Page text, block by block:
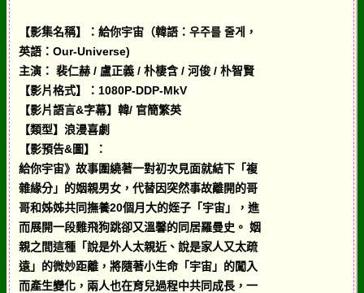
【影集名稱】：給你宇宙（韓語：우주를 줄게，
英語：Our-Universe)
主演： 裴仁赫 / 盧正義 / 朴棲含 / 河俊 / 朴智賢
【影片格式】：1080P-DDP-MkV
【影片語言&字幕】韓/ 官簡繁英
【類型】浪漫喜劇
【影預告&圖】：
給你宇宙》故事圍繞著一對初次見面就結下「複
雜緣分」的姻親男女，代替因突然事故離開的哥
哥和姊姊共同撫養20個月大的姪子「宇宙」，進
而展開一段雞飛狗跳卻又溫馨的同居羅曼史。 姻
親之間這種「說是外人太親近、說是家人又太疏
遠」的微妙距離，將隨著小生命「宇宙」的闖入
而產生變化，兩人也在育兒過程中共同成長，一